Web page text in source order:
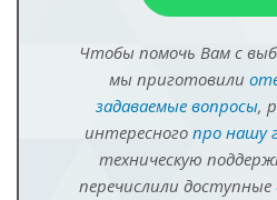
Чтобы помочь Вам с
мы приготовили
задаваемые вопросы,
интересного про нашу
техническую
перечислили доступные